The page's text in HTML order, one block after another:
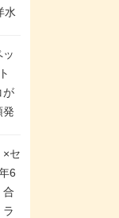
水
レ
ン
が
発
」
登
×セ
6
合